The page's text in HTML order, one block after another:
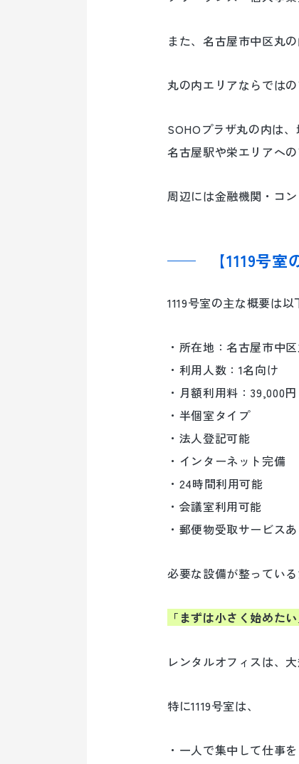
また、名古屋市中区丸
丸の内エリアならでは
SOHOプラザ丸の内は
名古屋駅や栄エリアへ
周辺には金融機関・コ
【1119号室
1119号室の主な概要は以
・所在地：名古屋市中
・利用人数：1名向け
・月額利用料：39,000円
・半個室タイプ
・法人登記可能
・インターネット完備
・24時間利用可能
・会議室利用可能
・郵便物受取サービスあ
必要な設備が整ってい
「まずは小さく始めた
レンタルオフィスは、
特に1119号室は、
・一人で集中して仕事